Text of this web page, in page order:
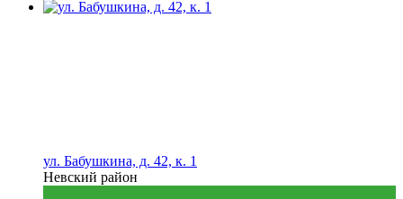
ул. Бабушкина, д. 42, к. 1
Невский район